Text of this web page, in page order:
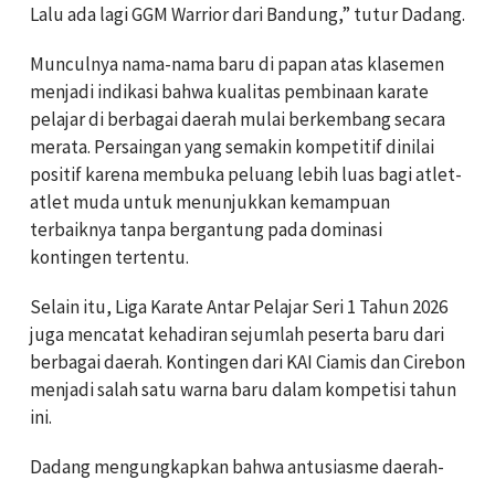
Lalu ada lagi GGM Warrior dari Bandung,” tutur Dadang.
Munculnya nama-nama baru di papan atas klasemen
menjadi indikasi bahwa kualitas pembinaan karate
pelajar di berbagai daerah mulai berkembang secara
merata. Persaingan yang semakin kompetitif dinilai
positif karena membuka peluang lebih luas bagi atlet-
atlet muda untuk menunjukkan kemampuan
terbaiknya tanpa bergantung pada dominasi
kontingen tertentu.
Selain itu, Liga Karate Antar Pelajar Seri 1 Tahun 2026
juga mencatat kehadiran sejumlah peserta baru dari
berbagai daerah. Kontingen dari KAI Ciamis dan Cirebon
menjadi salah satu warna baru dalam kompetisi tahun
ini.
Dadang mengungkapkan bahwa antusiasme daerah-